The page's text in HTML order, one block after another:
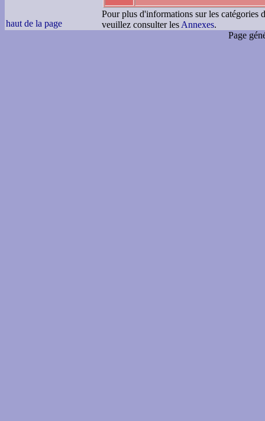
haut de la page
Pour plus d'informations sur les catégories
veuillez consulter les Annexes.
Page